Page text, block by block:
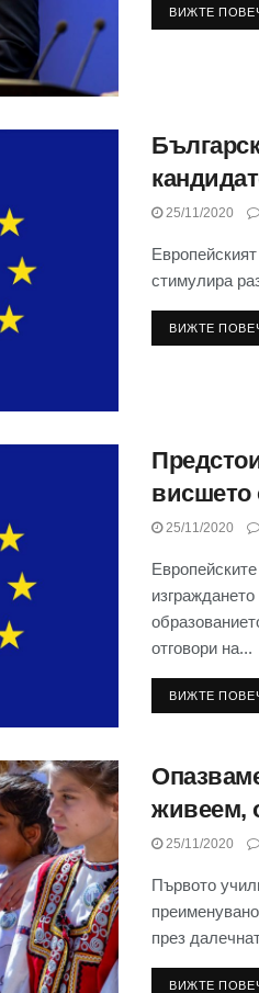
ВИЖТЕ
25/11/2020
стимулира
ВИЖТЕ
висшето
25/11/2020
отговори на...
ВИЖТЕ
живеем,
25/11/2020
Първото
през
ВИЖТЕ